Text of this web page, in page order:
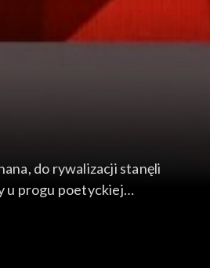
do rywalizacji stanęli
u progu poetyckiej